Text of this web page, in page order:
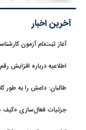
آخرین اخبار
آغاز ثبت‌نام‌ آزمون
اطلاعیه درباره افزایش
طالبان: داعش را به طور
جزئیات فعال‌سازی «کیف